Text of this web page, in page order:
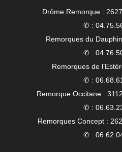
Drôme Remorque :
✆ :
Remorques du
✆ :
Remorques de
✆ :
Remorque Occitane :
✆ :
Remorques Concept :
✆ :